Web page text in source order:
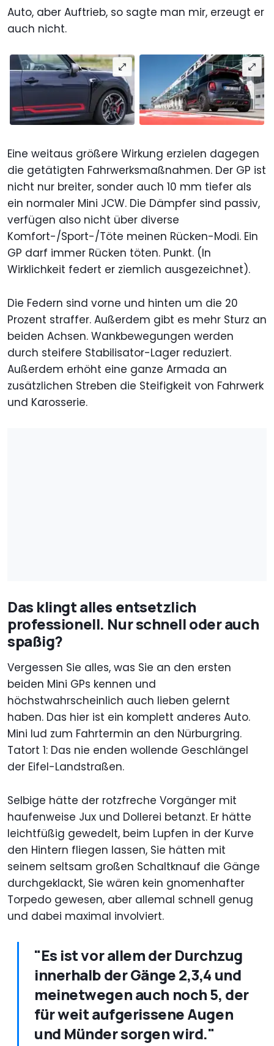
Auto, aber Auftrieb, so sagte man mir, erzeugt er
auch nicht.
Eine weitaus größere Wirkung erzielen dagegen
die getätigten Fahrwerksmaßnahmen. Der GP ist
nicht nur breiter, sonder auch 10 mm tiefer als
ein normaler Mini JCW. Die Dämpfer sind passiv,
verfügen also nicht über diverse
Komfort-/Sport-/Töte meinen Rücken-Modi. Ein
GP darf immer Rücken töten. Punkt. (In
Wirklichkeit federt er ziemlich ausgezeichnet).
Die Federn sind vorne und hinten um die 20
Prozent straffer. Außerdem gibt es mehr Sturz an
beiden Achsen. Wankbewegungen werden
durch steifere Stabilisator-Lager reduziert.
Außerdem erhöht eine ganze Armada an
zusätzlichen Streben die Steifigkeit von Fahrwerk
und Karosserie.
Das klingt alles entsetzlich
professionell. Nur schnell oder auch
spaßig?
Vergessen Sie alles, was Sie an den ersten
beiden Mini GPs kennen und
höchstwahrscheinlich auch lieben gelernt
haben. Das hier ist ein komplett anderes Auto.
Mini lud zum Fahrtermin an den Nürburgring.
Tatort 1: Das nie enden wollende Geschlängel
der Eifel-Landstraßen.
Selbige hätte der rotzfreche Vorgänger mit
haufenweise Jux und Dollerei betanzt. Er hätte
leichtfüßig gewedelt, beim Lupfen in der Kurve
den Hintern fliegen lassen, Sie hätten mit
seinem seltsam großen Schaltknauf die Gänge
durchgeklackt, Sie wären kein gnomenhafter
Torpedo gewesen, aber allemal schnell genug
und dabei maximal involviert.
"Es ist vor allem der Durchzug
innerhalb der Gänge 2,3,4 und
meinetwegen auch noch 5, der
für weit aufgerissene Augen
und Münder sorgen wird."